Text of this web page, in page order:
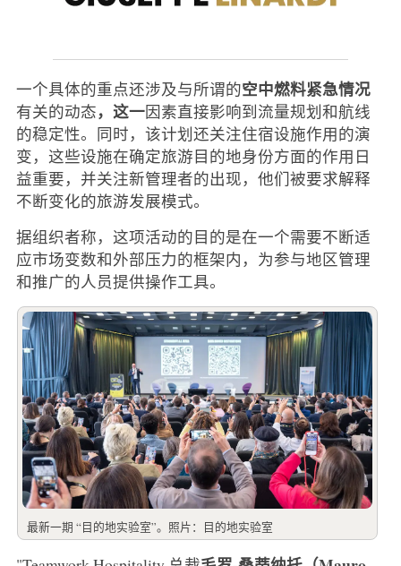
一个具体的重点还涉及与所谓的空中燃料紧急情况
有关的动态，这一因素直接影响到流量规划和航线
的稳定性。同时，该计划还关注住宿设施作用的演
变，这些设施在确定旅游目的地身份方面的作用日
益重要，并关注新管理者的出现，他们被要求解释
不断变化的旅游发展模式。
据组织者称，这项活动的目的是在一个需要不断适
应市场变数和外部压力的框架内，为参与地区管理
和推广的人员提供操作工具。
最新一期 “目的地实验室”。照片：目的地实验室